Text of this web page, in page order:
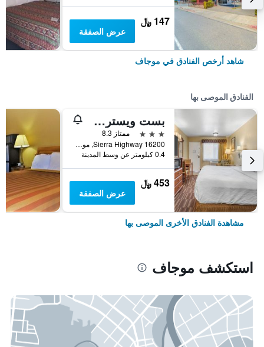
147 ﷼
عرض الصفقة
شاهد أرخص الفنادق في موجاف
الفنادق الموصى بها
بست ويسترن ديزرت ويندز
3 نجوم
ممتاز 8.3
16200 Sierra Highway, موجاف, CA, الولايات المتحدة الأميريكية
0.4 كيلومتر عن وسط المدينة
453 ﷼
عرض الصفقة
مشاهدة الفنادق الأخرى الموصى بها
استكشف موجاف